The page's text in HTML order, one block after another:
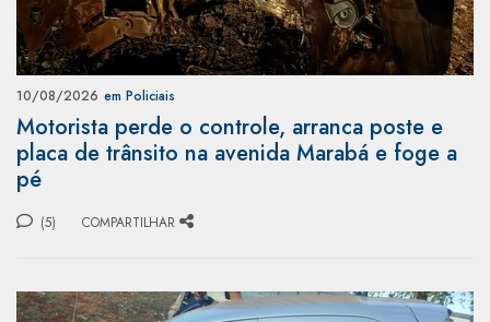
10/08/2026 em Policiais
Motorista perde o controle, arranca poste e
placa de trânsito na avenida Marabá e foge a
pé
(5) COMPARTILHAR